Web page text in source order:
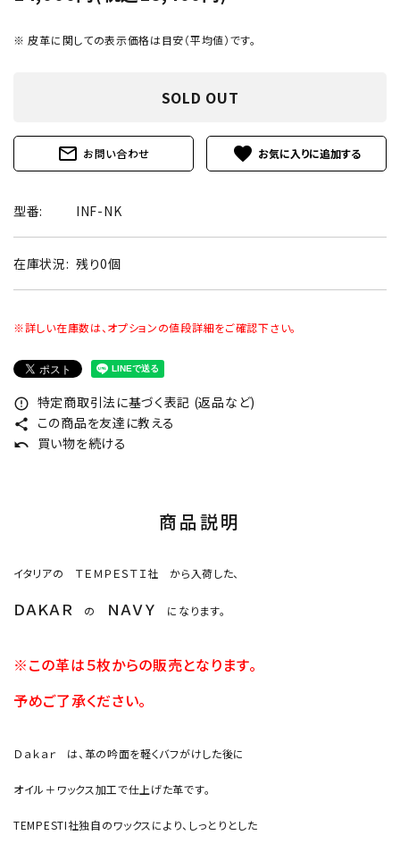
※ 皮革に関しての表示価格は目安（平均値）です。
SOLD OUT
mail_outline お問い合わせ favorite
型番: INF-NK
在庫状況: 残り0個
※詳しい在庫数は、オプションの値段詳細をご確認下さい。
error_outline 特定商取引法に基づく表記 (返品など)
share この商品を友達に教える
undo 買い物を続ける
商品説明
イタリアの ＴＥＭＰＥＳＴＩ社 から入荷した、
ＤＡＫＡＲ の ＮＡＶＹ になります。
※この革は５枚からの販売となります。
予めご了承ください。
Ｄａｋａｒ は、革の吟面を軽くバフがけした後に
オイル＋ワックス加工で仕上げた革です。
TEMPESTI社独自のワックスにより、しっとりとした